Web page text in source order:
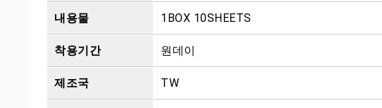
내용물 1BOX 10SHEETS
착용기간 원데이
제조국 TW